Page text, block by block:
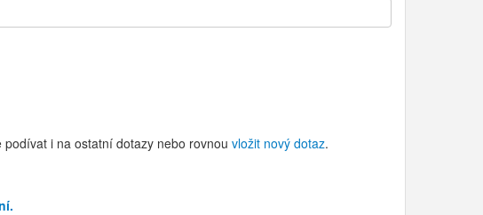
podívat i na ostatní dotazy nebo rovnou vložit nový dotaz.